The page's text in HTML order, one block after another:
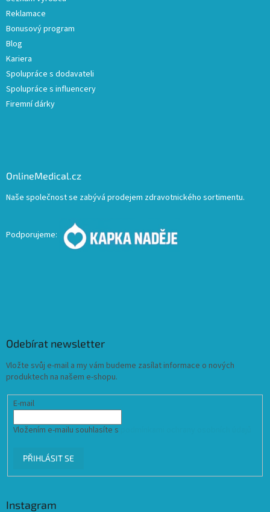
Reklamace
Bonusový program
Blog
Kariera
Spolupráce s dodavateli
Spolupráce s influencery
Firemní dárky
OnlineMedical.cz
Naše společnost se zabývá prodejem zdravotnického sortimentu.
Podporujeme:
Odebírat newsletter
Vložte svůj e-mail a my vám budeme zasílat informace o nových
produktech na našem e-shopu.
E-mail
Vložením e-mailu souhlasíte s
PŘIHLÁSIT SE
Instagram